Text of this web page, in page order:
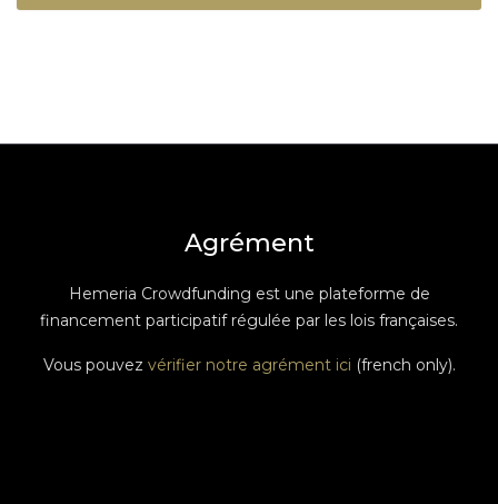
Agrément
Hemeria Crowdfunding est une plateforme de
financement participatif régulée par les lois françaises.
Vous pouvez vérifier notre agrément ici (french only).